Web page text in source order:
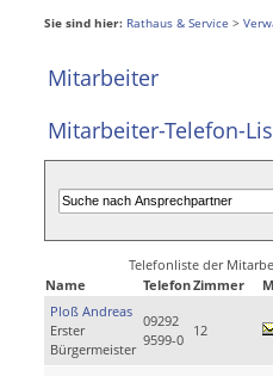
Sie sind hier: Rathaus & Service >
Mitarbeiter
Mitarbeiter-Telefon-
Telefonliste der
Name
TelefonZimmer
Ploß Andreas
Erster
Bürgermeister
09292
9599-0
12